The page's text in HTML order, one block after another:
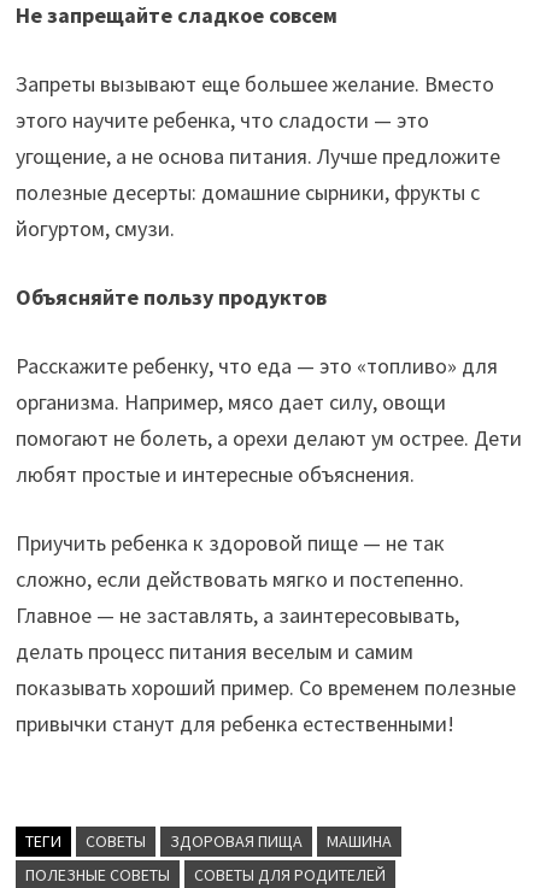
Не запрещайте сладкое совсем
Запреты вызывают еще большее желание. Вместо
этого научите ребенка, что сладости — это
угощение, а не основа питания. Лучше предложите
полезные десерты: домашние сырники, фрукты с
йогуртом, смузи.
Объясняйте пользу продуктов
Расскажите ребенку, что еда — это «топливо» для
организма. Например, мясо дает силу, овощи
помогают не болеть, а орехи делают ум острее. Дети
любят простые и интересные объяснения.
Приучить ребенка к здоровой пище — не так
сложно, если действовать мягко и постепенно.
Главное — не заставлять, а заинтересовывать,
делать процесс питания веселым и самим
показывать хороший пример. Со временем полезные
привычки станут для ребенка естественными!
ТЕГИ CОВЕТЫ ЗДОРОВАЯ ПИЩА
МАШИНА
ПОЛЕЗНЫЕ СОВЕТЫ
СОВЕТЫ ДЛЯ РОДИТЕЛЕЙ